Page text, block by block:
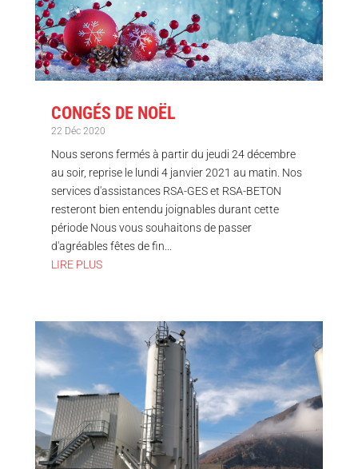
CONGÉS DE NOËL
22 Déc 2020
Nous serons fermés à partir du jeudi 24 décembre
au soir, reprise le lundi 4 janvier 2021 au matin. Nos
services d'assistances RSA-GES et RSA-BETON
resteront bien entendu joignables durant cette
période Nous vous souhaitons de passer
d'agréables fêtes de fin...
LIRE PLUS